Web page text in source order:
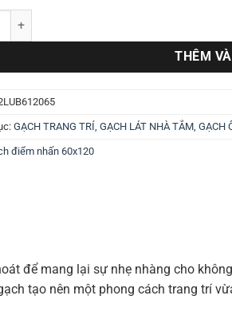
trí 60x120 612LUB612065 số lượng
THÊM
GẠCH TRANG TRÍ, GẠCH LÁT NHÀ TẮM, GẠCH
điểm nhấn 60x120
để mang lại sự nhẹ nhàng cho
tạo nên một phong cách trang trí